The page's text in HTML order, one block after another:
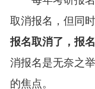
取消报名，但同
报名取消了，报
消报名是无奈之
的焦点。